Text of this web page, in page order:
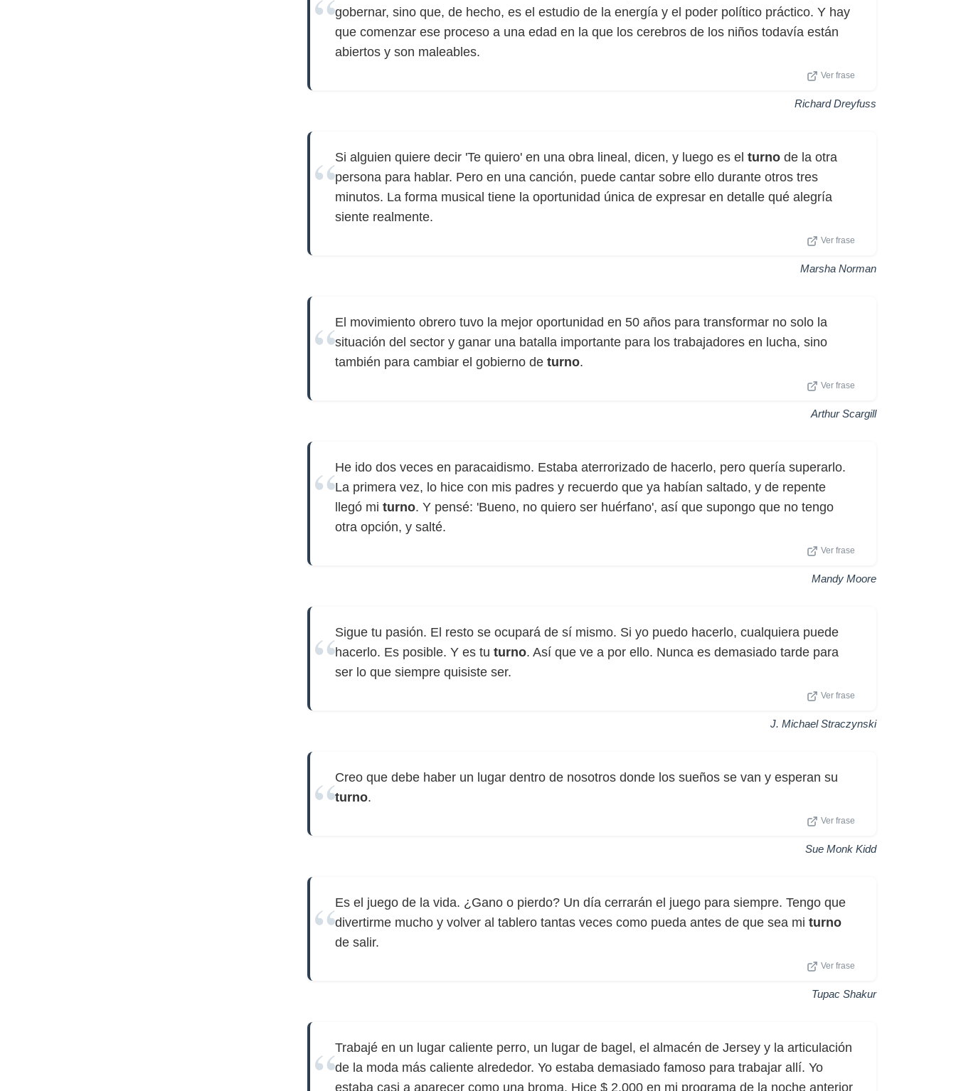
gobernar, sino que, de hecho, es el estudio de la energía y el poder político práctico. Y hay
que comenzar ese proceso a una edad en la que los cerebros de los niños todavía están
abiertos y son maleables.
Ver frase
Richard Dreyfuss
Si alguien quiere decir 'Te quiero' en una obra lineal, dicen, y luego es el turno de la otra
persona para hablar. Pero en una canción, puede cantar sobre ello durante otros tres
minutos. La forma musical tiene la oportunidad única de expresar en detalle qué alegría
siente realmente.
Ver frase
Marsha Norman
El movimiento obrero tuvo la mejor oportunidad en 50 años para transformar no solo la
situación del sector y ganar una batalla importante para los trabajadores en lucha, sino
también para cambiar el gobierno de turno.
Ver frase
Arthur Scargill
He ido dos veces en paracaidismo. Estaba aterrorizado de hacerlo, pero quería superarlo.
La primera vez, lo hice con mis padres y recuerdo que ya habían saltado, y de repente
llegó mi turno. Y pensé: 'Bueno, no quiero ser huérfano', así que supongo que no tengo
otra opción, y salté.
Ver frase
Mandy Moore
Sigue tu pasión. El resto se ocupará de sí mismo. Si yo puedo hacerlo, cualquiera puede
hacerlo. Es posible. Y es tu turno. Así que ve a por ello. Nunca es demasiado tarde para
ser lo que siempre quisiste ser.
Ver frase
J. Michael Straczynski
Creo que debe haber un lugar dentro de nosotros donde los sueños se van y esperan su
turno.
Ver frase
Sue Monk Kidd
Es el juego de la vida. ¿Gano o pierdo? Un día cerrarán el juego para siempre. Tengo que
divertirme mucho y volver al tablero tantas veces como pueda antes de que sea mi turno
de salir.
Ver frase
Tupac Shakur
Trabajé en un lugar caliente perro, un lugar de bagel, el almacén de Jersey y la articulación
de la moda más caliente alrededor. Yo estaba demasiado famoso para trabajar allí. Yo
estaba casi a aparecer como una broma. Hice $ 2.000 en mi programa de la noche anterior